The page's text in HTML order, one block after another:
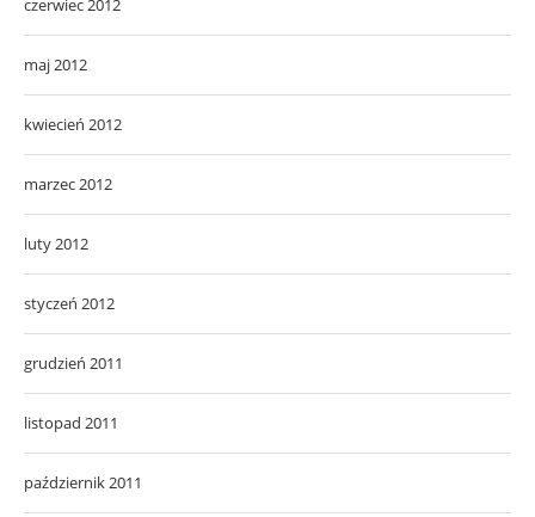
maj 2012
kwiecień 2012
marzec 2012
luty 2012
styczeń 2012
grudzień 2011
listopad 2011
październik 2011